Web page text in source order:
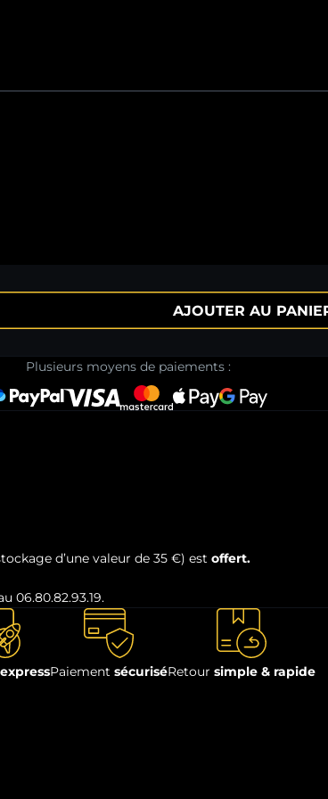
AJOUTER AU
Plusieurs moyens de paiements :
d’une valeur de 35 €) est offert.
06.80.82.93.19.
expressPaiement sécuriséRetour simple & rapide